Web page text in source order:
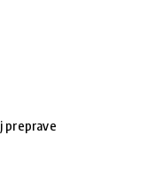
preprave